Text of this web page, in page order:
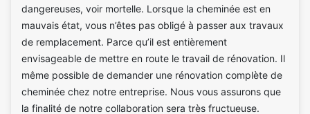
dangereuses, voir mortelle. Lorsque la cheminée est en
mauvais état, vous n’êtes pas obligé à passer aux travaux
de remplacement. Parce qu’il est entièrement
envisageable de mettre en route le travail de rénovation. Il
même possible de demander une rénovation complète de
cheminée chez notre entreprise. Nous vous assurons que
la finalité de notre collaboration sera très fructueuse.